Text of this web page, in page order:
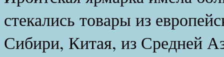
стекались товары из
Сибири, Китая, из Средней